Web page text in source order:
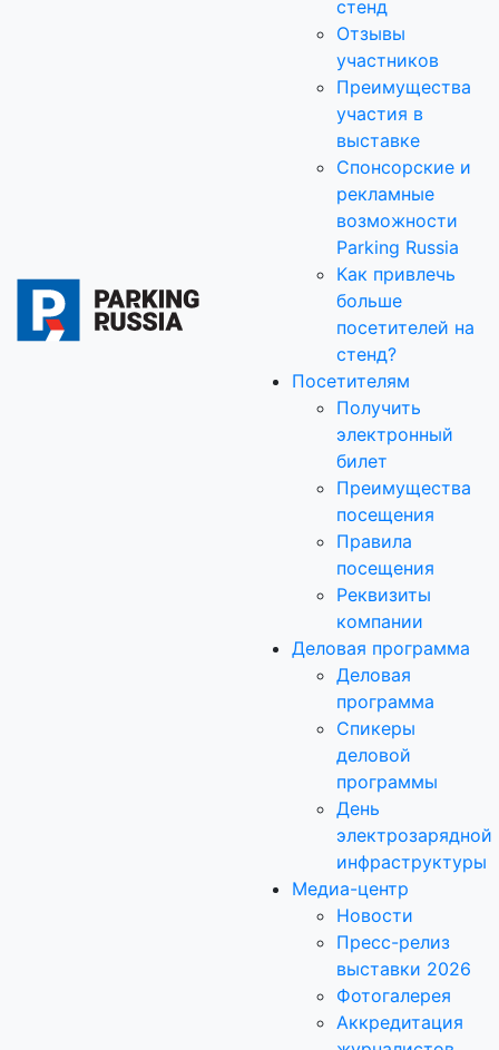
стенд
Отзывы
участников
Преимущества
участия в
выставке
Спонсорские и
рекламные
возможности
Parking Russia
Как привлечь
больше
посетителей на
стенд?
Посетителям
Получить
электронный
билет
Преимущества
посещения
Правила
посещения
Реквизиты
компании
Деловая программа
Деловая
программа
Спикеры
деловой
программы
День
электрозарядной
инфраструктуры
Медиа-центр
Новости
Пресс-релиз
выставки 2026
Фотогалерея
Аккредитация